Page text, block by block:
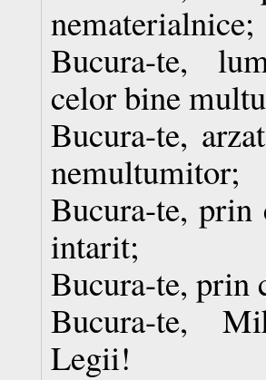
nematerialnice;
Bucura-te,
celor bine
Bucura-te,
nemultumitor;
Bucura-te, prin
intarit;
Bucura-te, prin
Bucura-te,
Legii!